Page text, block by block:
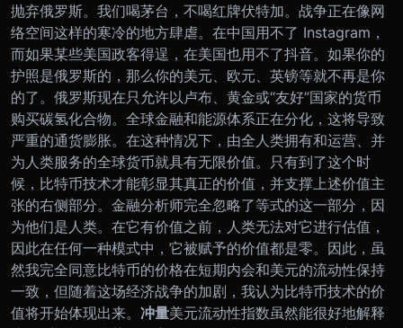
抛弃俄罗斯。我们喝茅台，不喝红牌伏特加。 战争正在像网
络空间这样的寒冷的地方肆虐。在中国用不了 Instagram，
而如果某些美国政客得逞，在美国也用不了抖音。如果你的
护照是俄罗斯的，那么你的美元、欧元、英镑等就不再是你
的了。俄罗斯现在只允许以卢布、黄金或“友好”国家的货币
购买碳氢化合物。全球金融和能源体系正在分化，这将导致
严重的通货膨胀。在这种情况下，由全人类拥有和运营、并
为人类服务的全球货币就具有无限价值。只有到了这个时
候，比特币技术才能彰显其真正的价值，并支撑上述价值主
张的右侧部分。 金融分析师完全忽略了等式的这一部分，因
为他们是人类。在它有价值之前，人类无法对它进行估值，
因此在任何一种模式中，它被赋予的价值都是零。因此，虽
然我完全同意比特币的价格在短期内会和美元的流动性保持
一致，但随着这场经济战争的加剧，我认为比特币技术的价
值将开始体现出来。 冲量美元流动性指数虽然能很好地解释